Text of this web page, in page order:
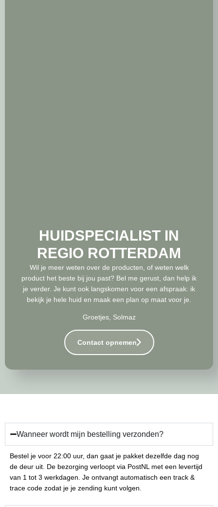
HUIDSPECIALIST IN
REGIO ROTTERDAM
Wil je meer weten over de producten, of weten welk
product het beste bij jou past? Bel me gerust, dan help ik
je verder. Je kunt ook langskomen voor een afspraak: ik
bekijk je hele huid en maak een plan op maat voor je.
Groetjes, Solmaz
Contact opnemen
Wanneer wordt mijn bestelling verzonden?
Bestel je voor 22:00 uur, dan gaat je pakket dezelfde dag nog
de deur uit. De bezorging verloopt via PostNL met een levertijd
van 1 tot 3 werkdagen. Je ontvangt automatisch een track &
trace code zodat je je zending kunt volgen.